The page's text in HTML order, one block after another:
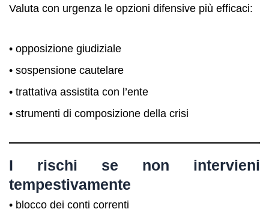
Valuta con urgenza le opzioni difensive più efficaci:
• opposizione giudiziale
• sospensione cautelare
• trattativa assistita con l’ente
• strumenti di composizione della crisi
I rischi se non intervieni
tempestivamente
• blocco dei conti correnti